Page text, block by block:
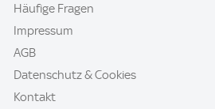
Häufige Fragen
Impressum
AGB
Datenschutz & Cookies
Kontakt